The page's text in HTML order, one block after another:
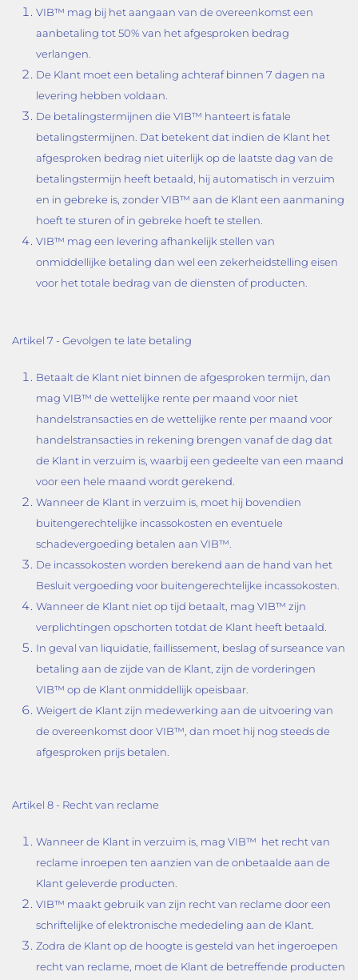
VIB™ mag bij het aangaan van de overeenkomst een
aanbetaling tot 50% van het afgesproken bedrag
verlangen.
De Klant moet een betaling achteraf binnen 7 dagen na
levering hebben voldaan.
De betalingstermijnen die VIB™ hanteert is fatale
betalingstermijnen. Dat betekent dat indien de Klant het
afgesproken bedrag niet uiterlijk op de laatste dag van de
betalingstermijn heeft betaald, hij automatisch in verzuim
en in gebreke is, zonder VIB™ aan de Klant een aanmaning
hoeft te sturen of in gebreke hoeft te stellen.
VIB™ mag een levering afhankelijk stellen van
onmiddellijke betaling dan wel een zekerheidstelling eisen
voor het totale bedrag van de diensten of producten.
Artikel 7 - Gevolgen te late betaling
Betaalt de Klant niet binnen de afgesproken termijn, dan
mag VIB™ de wettelijke rente per maand voor niet
handelstransacties en de wettelijke rente per maand voor
handelstransacties in rekening brengen vanaf de dag dat
de Klant in verzuim is, waarbij een gedeelte van een maand
voor een hele maand wordt gerekend.
Wanneer de Klant in verzuim is, moet hij bovendien
buitengerechtelijke incassokosten en eventuele
schadevergoeding betalen aan VIB™.
De incassokosten worden berekend aan de hand van het
Besluit vergoeding voor buitengerechtelijke incassokosten.
Wanneer de Klant niet op tijd betaalt, mag VIB™ zijn
verplichtingen opschorten totdat de Klant heeft betaald.
In geval van liquidatie, faillissement, beslag of surseance van
betaling aan de zijde van de Klant, zijn de vorderingen
VIB™ op de Klant onmiddellijk opeisbaar.
Weigert de Klant zijn medewerking aan de uitvoering van
de overeenkomst door VIB™, dan moet hij nog steeds de
afgesproken prijs betalen.
Artikel 8 - Recht van reclame
Wanneer de Klant in verzuim is, mag VIB™ het recht van
reclame inroepen ten aanzien van de onbetaalde aan de
Klant geleverde producten.
VIB™ maakt gebruik van zijn recht van reclame door een
schriftelijke of elektronische mededeling aan de Klant.
Zodra de Klant op de hoogte is gesteld van het ingeroepen
recht van reclame, moet de Klant de betreffende producten